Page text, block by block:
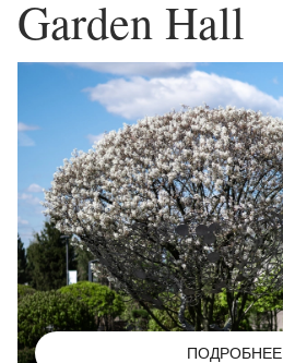
Garden Hall
ПОДРОБНЕЕ